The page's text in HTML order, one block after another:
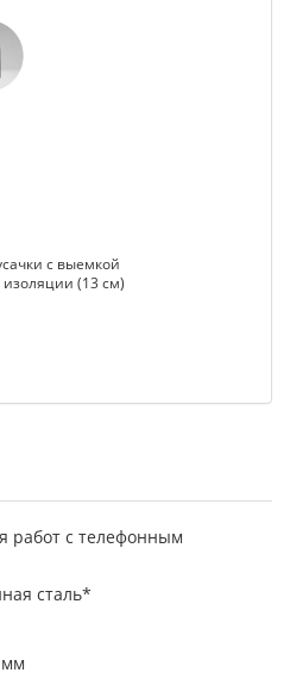
c выемкой
(13 см)
работ с телефонным
сталь*